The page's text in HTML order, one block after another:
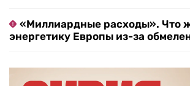
«Миллиардные расходы». Что
энергетику Европы из-за